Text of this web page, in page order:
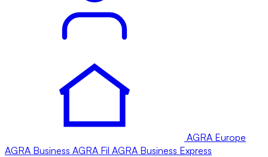
AGRA Europe
AGRA Business AGRA Fil AGRA Business Express